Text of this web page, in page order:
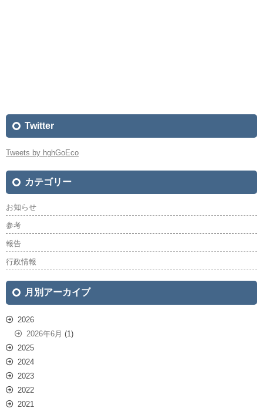
Twitter
Tweets by hghGoEco
カテゴリー
お知らせ
参考
報告
行政情報
月別アーカイブ
2026
2026年6月 (1)
2025
2024
2023
2022
2021